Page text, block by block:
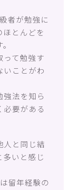
者が勉強に
とんどを
って勉強す
いことがわ
法を知ら
必要がある
人と同じ結
いと感じ
留年経験の